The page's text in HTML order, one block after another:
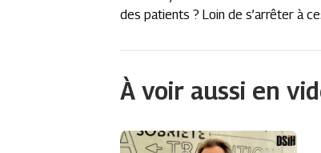
des patients ? Loin de s’arrêter à
À voir aussi en